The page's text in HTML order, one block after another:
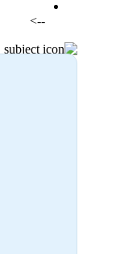
-->
04-11-2023 18:19